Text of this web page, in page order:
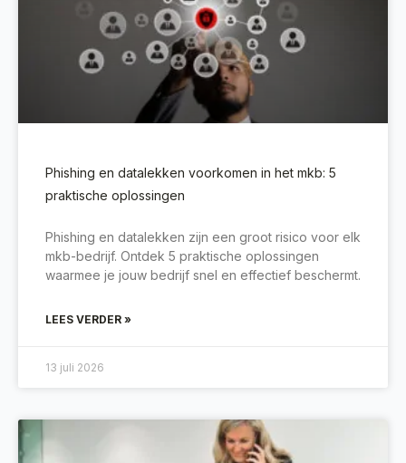
Phishing en datalekken voorkomen in het mkb: 5
praktische oplossingen
Phishing en datalekken zijn een groot risico voor elk
mkb-bedrijf. Ontdek 5 praktische oplossingen
waarmee je jouw bedrijf snel en effectief beschermt.
LEES VERDER »
13 juli 2026